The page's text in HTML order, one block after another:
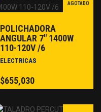
AGOTADO
POLICHADORA
ANGULAR 7″ 1400W
110-120V /6
ELECTRICAS
$655,030